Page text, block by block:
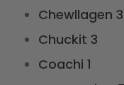
Chewllagen 3
Chuckit 3
Coachi 1